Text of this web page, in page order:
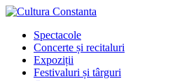
Sari
conținutSpectacole
Concerte și recitaluri
Expoziții
Festivaluri și târguri